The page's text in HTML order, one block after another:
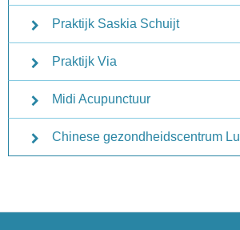
Praktijk Saskia Schuijt
Praktijk Via
Midi Acupunctuur
Chinese gezondheidscentrum Lu